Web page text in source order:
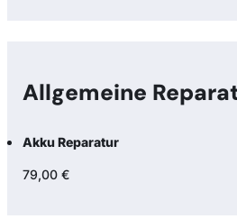
Allgemeine
Akku Reparatur
79,00 €